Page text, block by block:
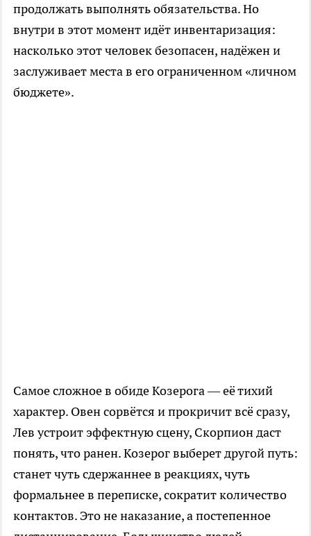
продолжать выполнять обязательства. Но
внутри в этот момент идёт инвентаризация:
насколько этот человек безопасен, надёжен и
заслуживает места в его ограниченном «личном
бюджете».
Самое сложное в обиде Козерога — её тихий
характер. Овен сорвётся и прокричит всё сразу,
Лев устроит эффектную сцену, Скорпион даст
понять, что ранен. Козерог выберет другой путь:
станет чуть сдержаннее в реакциях, чуть
формальнее в переписке, сократит количество
контактов. Это не наказание, а постепенное